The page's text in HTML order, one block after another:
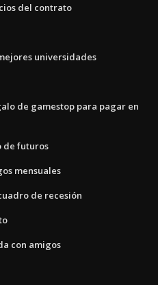
del contrato
universidades
de gamestop para pagar en
de futuros
mensuales
de recesión
con amigos